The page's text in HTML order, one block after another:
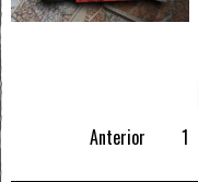
Anterior 1